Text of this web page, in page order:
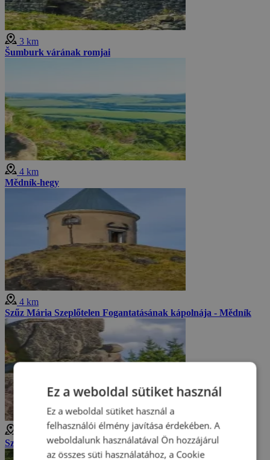
3 km
Šumburk várának romjai
4 km
Mědník-hegy
4 km
Szűz Mária Szeplőtelen Fogantatásának kápolnája - Mědník
Szfinxek az Érchegységben
Ez a weboldal sütiket használ
Ez a weboldal sütiket használ a
felhasználói élmény javítása érdekében. A
weboldalunk használatával Ön hozzájárul
az összes süti használatához, a Cookie